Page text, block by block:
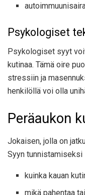
Psykologiset
Psykologiset syyt
kutinaa. Tämä oire
stressiin ja
henkilöllä voi olla
Peräaukon
Jokaisen, jolla on
Syyn tunnistamiseksi
kuinka kauan
mikä pahentaa